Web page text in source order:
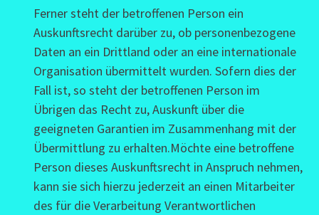
Ferner steht der betroffenen Person ein
Auskunftsrecht darüber zu, ob personenbezogene
Daten an ein Drittland oder an eine internationale
Organisation übermittelt wurden. Sofern dies der
Fall ist, so steht der betroffenen Person im
Übrigen das Recht zu, Auskunft über die
geeigneten Garantien im Zusammenhang mit der
Übermittlung zu erhalten.Möchte eine betroffene
Person dieses Auskunftsrecht in Anspruch nehmen,
kann sie sich hierzu jederzeit an einen Mitarbeiter
des für die Verarbeitung Verantwortlichen